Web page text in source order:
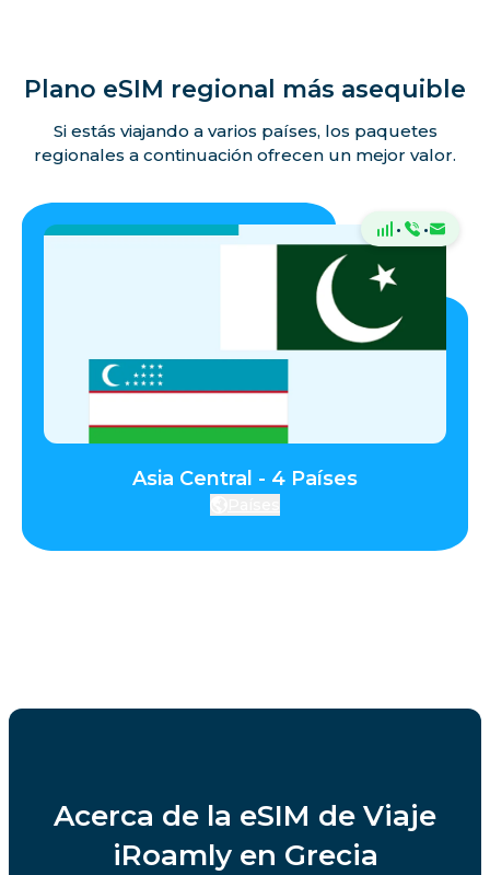
Plano eSIM regional más asequible
Si estás viajando a varios países, los paquetes
regionales a continuación ofrecen un mejor valor.
· ·
Asia Central - 4 Países
Acerca de la eSIM de Viaje
iRoamly en Grecia